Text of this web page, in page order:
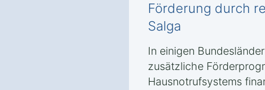
Förderung durch
Salga
In einigen
zusätzliche
Hausnotrufsystems